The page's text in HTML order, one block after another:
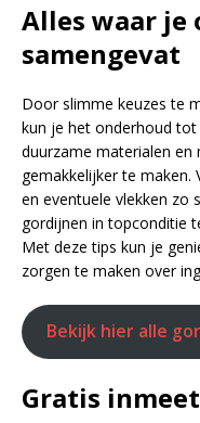
Alles waar je
samengevat
Door slimme keuzes te
kun je het onderhoud
duurzame materialen en
gemakkelijker te
en eventuele vlekken zo
gordijnen in topconditie
Met deze tips kun je
zorgen te maken over
Bekijk hier alle
Gratis